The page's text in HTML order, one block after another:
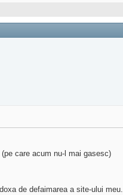
care acum nu-l mai gasesc)
de defaimarea a site-ului meu.